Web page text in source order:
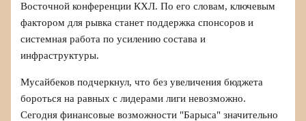
Восточной конференции КХЛ. По его словам, ключевым
фактором для рывка станет поддержка спонсоров и
системная работа по усилению состава и
инфраструктуры.
Мусайбеков подчеркнул, что без увеличения бюджета
бороться на равных с лидерами лиги невозможно.
Сегодня финансовые возможности "Барыса" значительно